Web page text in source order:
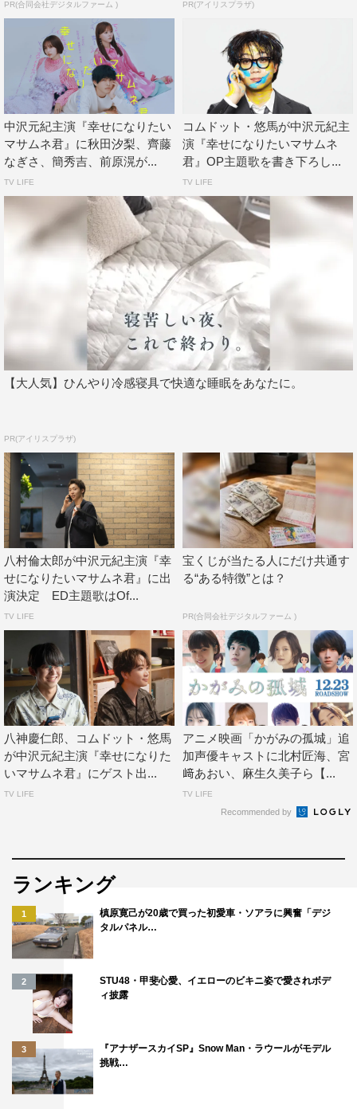
ました。
でも、間違った選択をしてしまうマサムネ君の根底にある
自信のなさと未熟さ、他人と比べてしまう気持ちには、共
感できる部分がありました。
そんな人間の弱さを細かく、リアルに描いた作品です。
僕自身、初挑戦の役柄なので、すてきなキャスト・スタッ
フの皆さんと一緒に、本当の幸せを求めもがいていくマサ
ムネ君に寄り添いながら、丁寧につくっていけたらと思っ
ています。
原作・ヨネマイ コメント
『幸せになりたいマサムネ君』ドラマ化、本当にありがと
うございます！
俳優陣の皆さんがカッコよく＆かわいく、魅力たっぷりに
映像化してくださると思うのでファンの皆様にも喜んでい
ただけると思っています。
視聴者の皆さんが、自分の恋愛や人生を思い出して、共感
したり懐かしんだり、一緒に反省したり…しながら、楽し
監督・山浦未陽 コメント
幸せになりたい。その願いはいつも不格好で、ちぐはぐ
で、時に誰かを傷つけてしまう。マサムネも、モモカも、
〇〇子も、自分なりの幸せに向かって一生懸命転んでい
く。そんな姿を裁かず、キャストやスタッフの皆さんと一
緒にたくさん転びながら、丁寧に撮りたいと思っていま
す。よろしくお願いいたします。
脚本・武田雄樹 コメント
『幸せになりたいマサムネ君』の脚本を担当しました武田
です。原作を読んだ時、登場人物の誰に感情移入するかで
自分という人間を測られているかのような、ゾクゾクする
感覚をおぼえました。きっとドラマを見てくださる方々
も、自分を投影してしまう誰かが見つかるのではないかと
思います。人間は、弱いし、ズルいし、どうしようもな
い。だけど、それでも幸せになりたいと願わずにはいられ
一筋縄ではいかない人間模様をぜひご覧ください。僕も幸
せになりたいです。
番組情報
ドラマイズム『幸せになりたいマサムネ君』
2026年7月7日（火）スタート
MBS
毎週（火）深夜0時59分～
TBS
毎週（火）深夜1時26分～
PR(合同会社デジタルファーム ) PR(アイリスプラザ)
中沢元紀主演『幸せになりたい
マサムネ君』に秋田汐梨、齊藤
なぎさ、簡秀吉、前原滉が...
TV LIFE
コムドット・悠馬が中沢元紀主
演『幸せになりたいマサムネ
君』OP主題歌を書き下ろし...
TV LIFE
【大人気】ひんやり冷感寝具で快適な睡眠をあなたに。
PR(アイリスプラザ)
八村倫太郎が中沢元紀主演『幸
せになりたいマサムネ君』に出
演決定 ED主題歌はOf...
TV LIFE
宝くじが当たる人にだけ共通す
る“ある特徴”とは？
PR(合同会社デジタルファーム )
八神慶仁郎、コムドット・悠馬
が中沢元紀主演『幸せになりた
いマサムネ君』にゲスト出...
TV LIFE
アニメ映画「かがみの孤城」追
加声優キャストに北村匠海、宮
﨑あおい、麻生久美子ら【...
TV LIFE
Recommended by
ランキング
1
槙原寛己が20歳で買った初愛車・ソアラに興奮「デジ
タルパネル…
2
STU48・甲斐心愛、イエローのビキニ姿で愛されボデ
ィ披露
3
『アナザースカイSP』Snow Man・ラウールがモデル
挑戦…